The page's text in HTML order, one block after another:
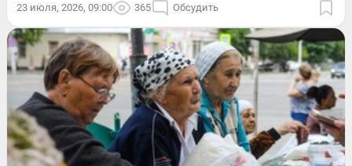
23 июля, 2026, 09:00 365 Обсудить